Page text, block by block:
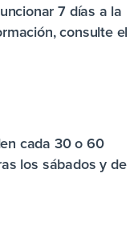
7 días a la
consulte el
cada 30 o 60
los sábados y de